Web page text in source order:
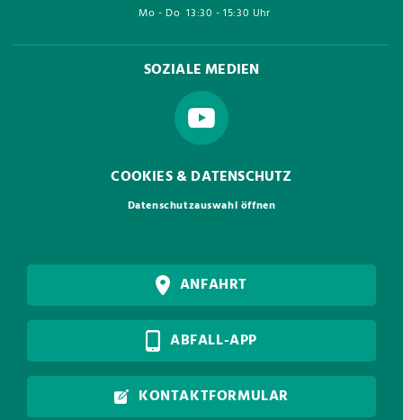
Mo - Do 13:30 - 15:30 Uhr
SOZIALE MEDIEN
COOKIES & DATENSCHUTZ
Datenschutzauswahl öffnen
ANFAHRT
ABFALL-APP
KONTAKTFORMULAR